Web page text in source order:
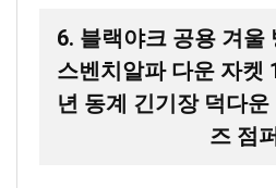
6. 블랙야크 공용 겨울
스벤치알파 다운 자켓
년 동계 긴기장 덕다
즈 점